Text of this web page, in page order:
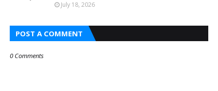
July 18, 2026
POST A COMMENT
0 Comments